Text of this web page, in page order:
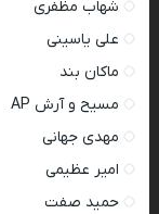
شهاب مظفری
علی یاسینی
ماکان بند
مسیح و آرش AP
مهدی جهانی
امیر عظیمی
حمید صفت